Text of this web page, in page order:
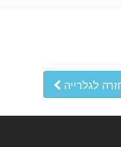
לגלרייה